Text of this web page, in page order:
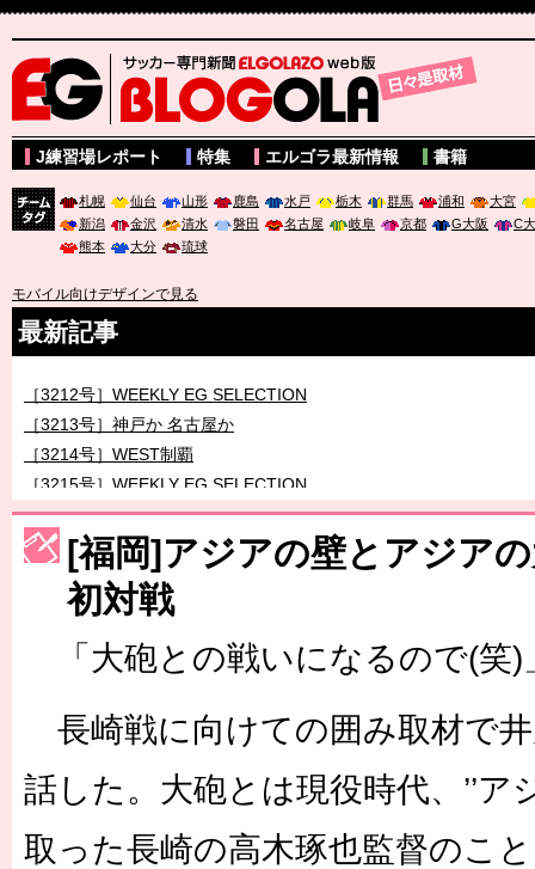
サッカー専門新聞ELGOLAZO web版 BLOGOLA
J練習場レポート 特集 エルゴラ最新情報 書籍
札幌 仙台 山形 鹿島 水戸 栃木 群馬 浦和
大宮
新潟
金沢 清水 磐田 名古屋 岐阜 京都 G大阪
C
熊本
大分 琉球
モバイル向けデザインで見る
最新記事
［3212号］WEEKLY EG SELECTION
［3213号］神戸か 名古屋か
［3214号］WEST制覇
［3215号］WEEKLY EG SELECTION
［3216号］行く末占うラストワン
［3217号］最高の景色へ出国
［3218号］WEEKLY EG SELECTION
［3219号］特別な覇者へ 大逆転か連破か
［3220号］伝説の王者、黄金のシャーレ
[福岡]アジアの壁とアジア
初対戦
「大砲との戦いになるので(笑)
長崎戦に向けての囲み取材で
話した。大砲とは現役時代、’’ア
取った長崎の高木琢也監督のこ